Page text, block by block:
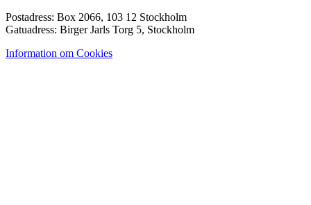
Postadress: Box 2066, 103 12 Stockholm
Gatuadress: Birger Jarls Torg 5, Stockholm
Information om Cookies